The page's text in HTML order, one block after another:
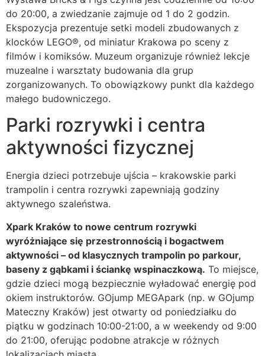
do 20:00, a zwiedzanie zajmuje od 1 do 2 godzin.
Ekspozycja prezentuje setki modeli zbudowanych z
klocków LEGO®, od miniatur Krakowa po sceny z
filmów i komiksów. Muzeum organizuje również lekcje
muzealne i warsztaty budowania dla grup
zorganizowanych. To obowiązkowy punkt dla każdego
małego budowniczego.
Parki rozrywki i centra
aktywności fizycznej
Energia dzieci potrzebuje ujścia – krakowskie parki
trampolin i centra rozrywki zapewniają godziny
aktywnego szaleństwa.
Xpark Kraków to nowe centrum rozrywki
wyróżniające się przestronnością i bogactwem
aktywności – od klasycznych trampolin po parkour,
baseny z gąbkami i ściankę wspinaczkową. To miejsce,
gdzie dzieci mogą bezpiecznie wyładować energię pod
okiem instruktorów. GOjump MEGApark (np. w GOjump
Mateczny Kraków) jest otwarty od poniedziałku do
piątku w godzinach 10:00-21:00, a w weekendy od 9:00
do 21:00, oferując podobne atrakcje w różnych